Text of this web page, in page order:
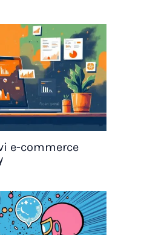
e-commerce